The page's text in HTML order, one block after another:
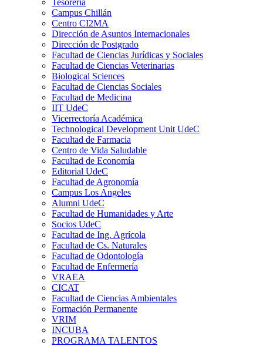
Tesorería
Campus Chillán
Centro CI2MA
Dirección de Asuntos Internacionales
Dirección de Postgrado
Facultad de Ciencias Jurídicas y Sociales
Facultad de Ciencias Veterinarias
Biological Sciences
Facultad de Ciencias Sociales
Facultad de Medicina
IIT UdeC
Vicerrectoría Académica
Technological Development Unit UdeC
Facultad de Farmacia
Centro de Vida Saludable
Facultad de Economía
Editorial UdeC
Facultad de Agronomía
Campus Los Angeles
Alumni UdeC
Facultad de Humanidades y Arte
Socios UdeC
Facultad de Ing. Agrícola
Facultad de Cs. Naturales
Facultad de Odontología
Facultad de Enfermería
VRAEA
CICAT
Facultad de Ciencias Ambientales
Formación Permanente
VRIM
INCUBA
PROGRAMA TALENTOS